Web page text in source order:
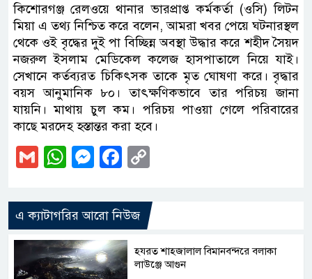
কিশোরগঞ্জ রেলওয়ে থানার ভারপ্রাপ্ত কর্মকর্তা (ওসি) লিটন
মিয়া এ তথ্য নিশ্চিত করে বলেন, আমরা খবর পেয়ে ঘটনারস্থল
থেকে ওই বৃদ্ধের দুই পা বিচ্ছিন্ন অবস্থা উদ্ধার করে শহীদ সৈয়দ
নজরুল ইসলাম মেডিকেল কলেজ হাসপাতালে নিয়ে যাই।
সেখানে কর্তব্যরত চিকিৎসক তাকে মৃত ঘোষণা করে। বৃদ্ধার
বয়স আনুমানিক ৮০। তাৎক্ষণিকভাবে তার পরিচয় জানা
যায়নি। মাথায় চুল কম। পরিচয় পাওয়া গেলে পরিবারের
কাছে মরদেহ হস্তান্তর করা হবে।
GmailWhatsApp
Messenger
Facebook
এ ক্যাটাগরির আরো নিউজ
হযরত শাহজালাল বিমানবন্দরে বলাকা
লাউঞ্জে আগুন